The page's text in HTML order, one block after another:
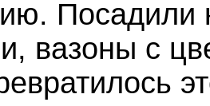
Посадили
вазоны с